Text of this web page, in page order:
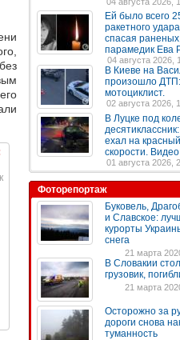
Ей было всего
ракетного
спасая
парамедик Ева
04 августа 2026,
В Киеве на
произошло
мотоциклист.
02 августа 2026,
В Луцке под
ехал на
скорости.
01 августа 2026,
Фоторепортаж
Буковель,
и Славское:
курорты
снега
21 марта
В Словакии
грузовик,
21 марта
Осторожно за
дороги снова
туманность